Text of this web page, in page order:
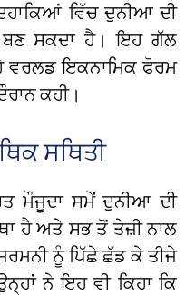
ਵਿੱਚ ਦੁਨੀਆ ਦੀ
ਬਣ ਸਕਦਾ ਹੈ। ਇਹ ਗੱਲ
ਵਰਲਡ ਇਕਨਾਮਿਕ ਫੋਰਮ
ਕਹੀ।
ਸਥਿਤੀ
ਮੌਜੂਦਾ ਸਮੇਂ ਦੁਨੀਆ ਦੀ
ਹੈ ਅਤੇ ਸਭ ਤੋਂ ਤੇਜ਼ੀ ਨਾਲ
ਨੂੰ ਪਿੱਛੇ ਛੱਡ ਕੇ ਤੀਜੇ
ਨੇ ਇਹ ਵੀ ਕਿਹਾ ਕਿ